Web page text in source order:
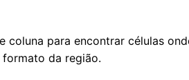
para encontrar células
da região.